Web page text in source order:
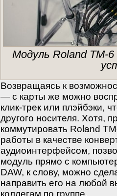
Модуль Roland TM-
Возвращаясь к
— с карты же можно
клик-трек или плэйбэки,
другого носителя. Хотя,
коммутировать Roland
работы в качестве
аудиоинтерфейсом,
модуль прямо с
DAW, к слову, можно
направить его на любой
коллегам по группе.